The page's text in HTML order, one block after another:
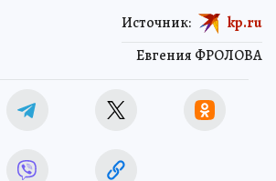
Евгения ФРОЛОВА
Источник: kp.ru